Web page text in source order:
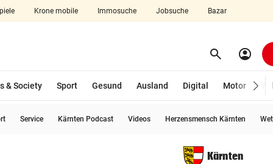
Krone mobile Immosuche Jobsuche Bazar
aufklappen search Suchen
account_circle
& Society Sport Gesund Ausland Digital Motor
Service Kärnten Podcast Videos Herzensmensch Kärnten
Kärnten